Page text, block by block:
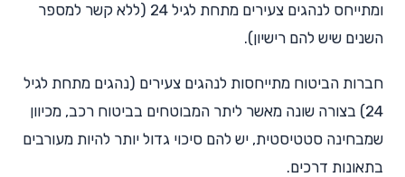
ומתייחס לנהגים צעירים מתחת לגיל 24 (ללא קשר למספר
השנים שיש להם רישיון).
חברות הביטוח מתייחסות לנהגים צעירים (נהגים מתחת לגיל
24) בצורה שונה מאשר ליתר המבוטחים בביטוח רכב, מכיוון
שמבחינה סטטיסטית, יש להם סיכוי גדול יותר להיות מעורבים
בתאונות דרכים.